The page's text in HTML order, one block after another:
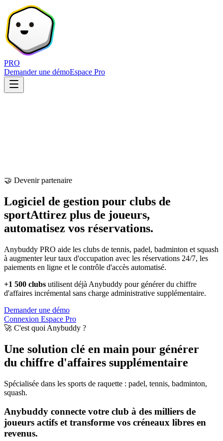
PRO
Demander une démoEspace Pro
🤝 Devenir partenaire
Logiciel de gestion pour clubs de
sportAttirez plus de joueurs,
automatisez vos réservations.
Anybuddy PRO aide les clubs de tennis, padel, badminton et squash
à augmenter leur taux d'occupation avec les réservations 24/7, les
paiements en ligne et le contrôle d'accès automatisé.
+1 500 clubs utilisent déjà Anybuddy pour générer du chiffre
d'affaires incrémental sans charge administrative supplémentaire.
Demander une démo
Connexion Espace Pro
🚀 C'est quoi Anybuddy ?
Une solution clé en main pour générer
du chiffre d'affaires supplémentaire
Spécialisée dans les sports de raquette : padel, tennis, badminton,
squash.
Anybuddy connecte votre club à des milliers de
joueurs actifs et transforme vos créneaux libres en
revenus.